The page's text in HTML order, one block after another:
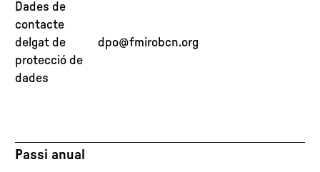
Dades de
contacte
delgat de
protecció de
dades
dpo@fmirobcn.org
Passi anual